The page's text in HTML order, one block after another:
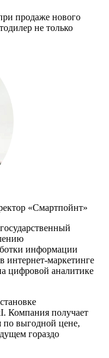
продаже нового
не только
«Смартпойнт»
информации
интернет-маркетинге
цифровой аналитике
Компания получает
по выгодной цене,
гораздо